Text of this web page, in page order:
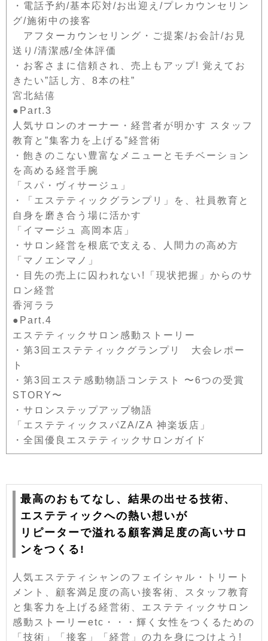
・電話予約/基本応対/お出迎え/プレカウンセリン
グ/施術中の接客
アフターカウンセリング・ご提案/お会計/お見
送り/清潔感/全体評価
・お客さまに信頼され、売上もアップ! 覚えてお
きたい”話し方、8本の柱”
宮北結僖
●Part.3
人気サロンのオーナー・経営者が明かす スタッフ
教育と”集客力を上げる”経営術
・飽きのこない豊富なメニューとモチベーション
を高める経営手腕
「スパ・ヴィサージュ」
・「エステティックグランプリ」を、社員教育と
自身を磨き合う場に活かす
「イマージュ 高岡本店」
・サロン経営を根底で支える、人間力の高め方
「マノエンマノ」
・目先の売上に囚われない!「現状把握」からのサ
ロン経営
香河ララ
●Part.4
エステティックサロン感動ストーリー
・第3回エステティックグランプリ 大会レポー
ト
・第3回エステ感動物語コンテスト 〜6つの受賞
STORY〜
・サロンステップアップ物語
「エステティックスパZA/ZA 神楽坂店」
・全国優良エステティックサロンガイド
最高のおもてなし、結果の出せる技術、
エステティックへの熱い想いが
リピーターで溢れる顧客満足度の高いサロ
ンをつくる!
人気エステティシャンのフェイシャル・トリート
メント、顧客満足度の高い接客術、スタッフ教育
と集客力を上げる経営術、エステティックサロン
感動ストーリーetc・・・輝く女性をつくるための
「技術」「接客」「経営」の力を身につけよう!